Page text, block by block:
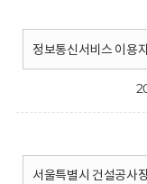
정보통신서비스 이용
서울특별시 건설공사